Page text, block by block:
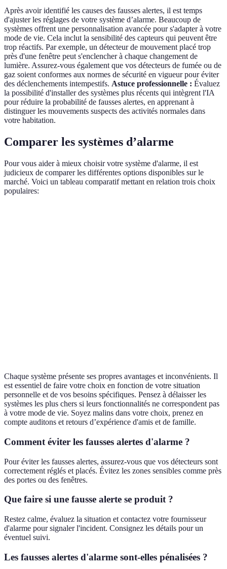
Après avoir identifié les causes des fausses alertes, il est temps
d'ajuster les réglages de votre système d’alarme. Beaucoup de
systèmes offrent une personnalisation avancée pour s'adapter à votre
mode de vie. Cela inclut la sensibilité des capteurs qui peuvent être
trop réactifs. Par exemple, un détecteur de mouvement placé trop
près d'une fenêtre peut s'enclencher à chaque changement de
lumière. Assurez-vous également que vos détecteurs de fumée ou de
gaz soient conformes aux normes de sécurité en vigueur pour éviter
des déclenchements intempestifs. Astuce professionnelle : Évaluez
la possibilité d'installer des systèmes plus récents qui intègrent l'IA
pour réduire la probabilité de fausses alertes, en apprenant à
distinguer les mouvements suspects des activités normales dans
votre habitation.
Comparer les systèmes d’alarme
Pour vous aider à mieux choisir votre système d'alarme, il est
judicieux de comparer les différentes options disponibles sur le
marché. Voici un tableau comparatif mettant en relation trois choix
populaires:
Chaque système présente ses propres avantages et inconvénients. Il
est essentiel de faire votre choix en fonction de votre situation
personnelle et de vos besoins spécifiques. Pensez à délaisser les
systèmes les plus chers si leurs fonctionnalités ne correspondent pas
à votre mode de vie. Soyez malins dans votre choix, prenez en
compte auditons et retours d’expérience d'amis et de famille.
Comment éviter les fausses alertes d'alarme ?
Pour éviter les fausses alertes, assurez-vous que vos détecteurs sont
correctement réglés et placés. Évitez les zones sensibles comme près
des portes ou des fenêtres.
Que faire si une fausse alerte se produit ?
Restez calme, évaluez la situation et contactez votre fournisseur
d'alarme pour signaler l'incident. Consignez les détails pour un
éventuel suivi.
Les fausses alertes d'alarme sont-elles pénalisées ?